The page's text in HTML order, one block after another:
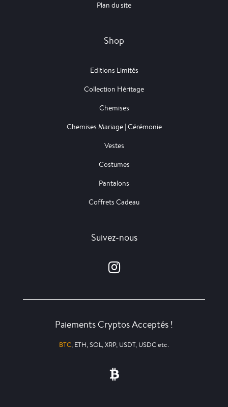
Plan du site
Shop
Editions Limités
Collection Héritage
Chemises
Chemises Mariage | Cérémonie
Vestes
Costumes
Pantalons
Coffrets Cadeau
Suivez-nous
Paiements Cryptos Acceptés !
BTC, ETH, SOL, XRP, USDT, USDC etc.